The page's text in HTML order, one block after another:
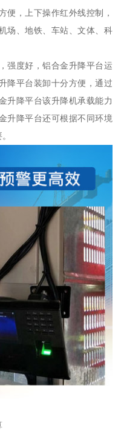
便，上下操作红外线控制，
场、地铁、车站、文体、科
强度好，铝合金升降平台运
降平台装卸十分方便，通过
升降平台该升降机承载能力
升降平台还可根据不同环境